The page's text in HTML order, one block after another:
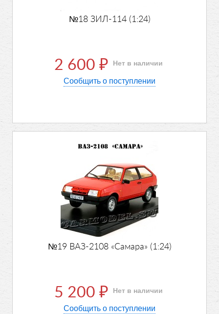
№18 ЗИЛ-114 (1:24)
2 600 ₽ Нет в наличии
Сообщить о поступлении
№19 ВАЗ-2108 «Самара» (1:24)
5 200 ₽ Нет в наличии
Сообщить о поступлении